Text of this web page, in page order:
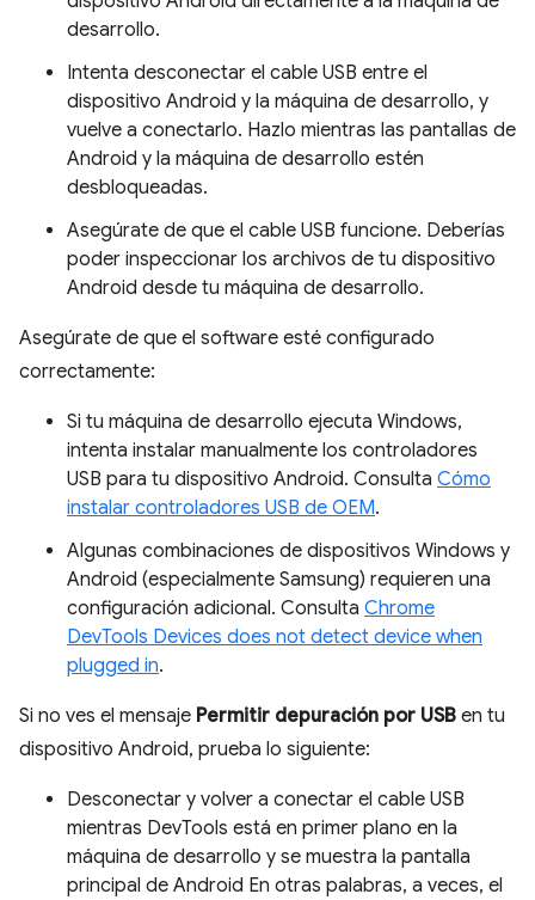
desarrollo.
Intenta desconectar el cable USB entre el
dispositivo Android y la máquina de desarrollo, y
vuelve a conectarlo. Hazlo mientras las pantallas de
Android y la máquina de desarrollo estén
desbloqueadas.
Asegúrate de que el cable USB funcione. Deberías
poder inspeccionar los archivos de tu dispositivo
Android desde tu máquina de desarrollo.
Asegúrate de que el software esté configurado
correctamente:
Si tu máquina de desarrollo ejecuta Windows,
intenta instalar manualmente los controladores
USB para tu dispositivo Android. Consulta Cómo
instalar controladores USB de OEM.
Algunas combinaciones de dispositivos Windows y
Android (especialmente Samsung) requieren una
configuración adicional. Consulta Chrome
DevTools Devices does not detect device when
plugged in.
Si no ves el mensaje Permitir depuración por USB en tu
dispositivo Android, prueba lo siguiente:
Desconectar y volver a conectar el cable USB
mientras DevTools está en primer plano en la
máquina de desarrollo y se muestra la pantalla
principal de Android En otras palabras, a veces, el